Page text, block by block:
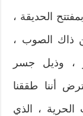
الحديقة ،
ذاك الصوب ،
، وذيل جسر
أننا طققنا
، الذي